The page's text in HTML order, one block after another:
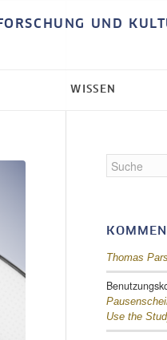
UND
WISSEN
Thomas
Use the